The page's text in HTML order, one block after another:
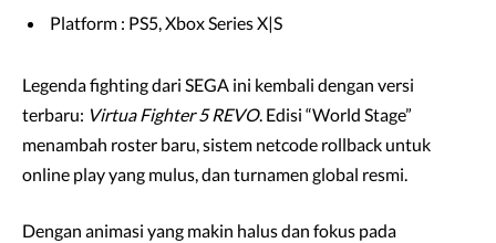
Platform : PS5, Xbox Series X|S
Legenda fighting dari SEGA ini kembali dengan versi
terbaru: Virtua Fighter 5 REVO. Edisi “World Stage”
menambah roster baru, sistem netcode rollback untuk
online play yang mulus, dan turnamen global resmi.
Dengan animasi yang makin halus dan fokus pada